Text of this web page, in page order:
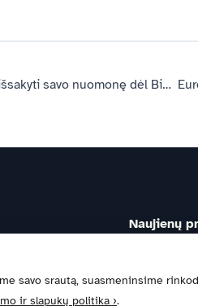
Europos Komisija kviečia išsakyti savo nuomonę dėl Biotechnologijų teisės akto rengimo
Naujienų
ir naudojami
savo srautą, suasmeninsime
ir slapukų politika ›.